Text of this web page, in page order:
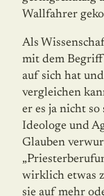
Wallfahrer
Als
mit dem Begriff
auf sich hat
vergleichen
er es ja nicht
Ideologe und
Glauben
wirklich etwas
sie auf mehr